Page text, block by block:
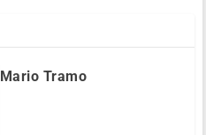
Mario Tramo